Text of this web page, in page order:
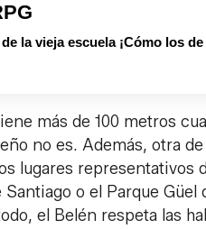
la vieja escuela ¡Cómo los
más de 100 metros
no es. Además, otra
lugares representativos
o el Parque
el Belén respeta las